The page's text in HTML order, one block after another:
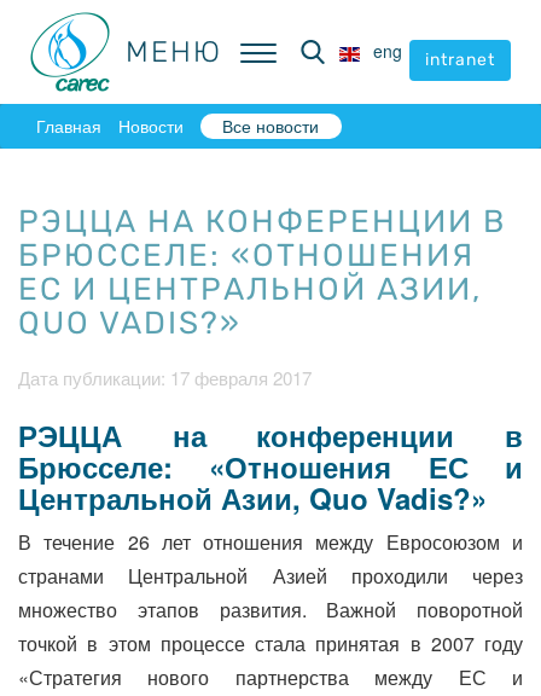
МЕНЮ eng intranet
МЕНЮ eng intranet
Главная Новости Все новости
РЭЦЦА НА КОНФЕРЕНЦИИ В
БРЮССЕЛЕ: «ОТНОШЕНИЯ
ЕС И ЦЕНТРАЛЬНОЙ АЗИИ,
QUO VADIS?»
Дата публикации: 17 февраля 2017
РЭЦЦА на конференции в
Брюсселе: «Отношения ЕС и
Центральной Азии, Quo Vadis?»
В течение 26 лет отношения между Евросоюзом и
странами Центральной Азией проходили через
множество этапов развития. Важной поворотной
точкой в этом процессе стала принятая в 2007 году
«Стратегия нового партнерства между ЕС и